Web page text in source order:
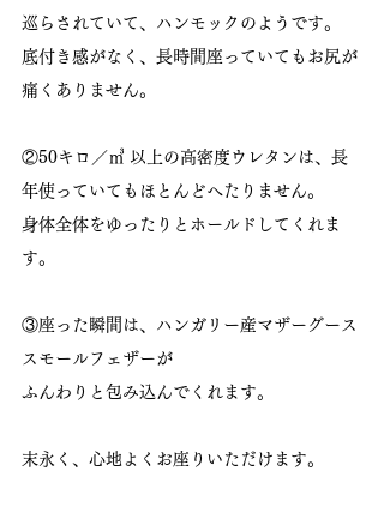
巡らされていて、ハンモックのようです。
底付き感がなく、長時間座っていてもお尻が
痛くありません。
②50キロ／㎥ 以上の高密度ウレタンは、長
年使っていてもほとんどへたりません。
身体全体をゆったりとホールドしてくれま
す。
③座った瞬間は、ハンガリー産マザーグース
スモールフェザーが
ふんわりと包み込んでくれます。
末永く、心地よくお座りいただけます。